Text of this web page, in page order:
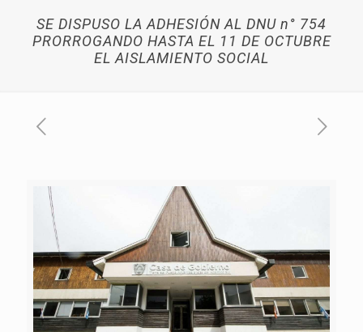
SE DISPUSO LA ADHESIÓN AL DNU n° 754
PRORROGANDO HASTA EL 11 DE OCTUBRE
EL AISLAMIENTO SOCIAL